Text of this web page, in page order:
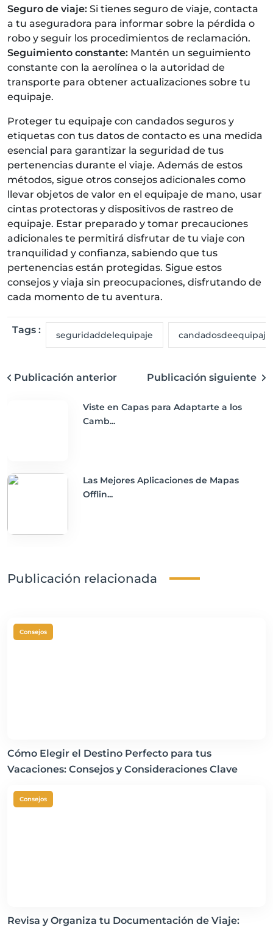
Seguro de viaje: Si tienes seguro de viaje, contacta
a tu aseguradora para informar sobre la pérdida o
robo y seguir los procedimientos de reclamación.
Seguimiento constante: Mantén un seguimiento
constante con la aerolínea o la autoridad de
transporte para obtener actualizaciones sobre tu
equipaje.
Proteger tu equipaje con candados seguros y
etiquetas con tus datos de contacto es una medida
esencial para garantizar la seguridad de tus
pertenencias durante el viaje. Además de estos
métodos, sigue otros consejos adicionales como
llevar objetos de valor en el equipaje de mano, usar
cintas protectoras y dispositivos de rastreo de
equipaje. Estar preparado y tomar precauciones
adicionales te permitirá disfrutar de tu viaje con
tranquilidad y confianza, sabiendo que tus
pertenencias están protegidas. Sigue estos
consejos y viaja sin preocupaciones, disfrutando de
cada momento de tu aventura.
Tags : seguridaddelequipaje candadosdeequipaje
Publicación anterior Publicación siguiente
Viste en Capas para Adaptarte a los
Camb...
Las Mejores Aplicaciones de Mapas
Offlin...
Publicación relacionada
Consejos
Cómo Elegir el Destino Perfecto para tus
Vacaciones: Consejos y Consideraciones Clave
Consejos
Revisa y Organiza tu Documentación de Viaje: